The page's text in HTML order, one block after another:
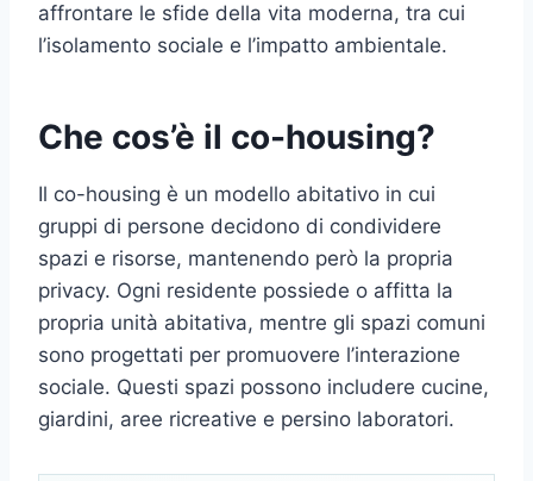
affrontare le sfide della vita moderna, tra cui
l’isolamento sociale e l’impatto ambientale.
Che cos’è il co-housing?
Il co-housing è un modello abitativo in cui
gruppi di persone decidono di condividere
spazi e risorse, mantenendo però la propria
privacy. Ogni residente possiede o affitta la
propria unità abitativa, mentre gli spazi comuni
sono progettati per promuovere l’interazione
sociale. Questi spazi possono includere cucine,
giardini, aree ricreative e persino laboratori.